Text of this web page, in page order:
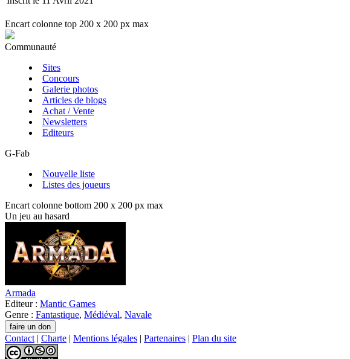
Encart colonne top 200 x 200 px max
Communauté
Sites
Concours
Galerie photos
Articles de blogs
Achat / Vente
Newsletters
Editeurs
G-Fab
Nouvelle liste
Listes des joueurs
Encart colonne bottom 200 x 200 px max
Un jeu au hasard
Armada
Editeur : Mantic Games
Genre : Fantastique, Médiéval, Navale
Contact | Charte | Mentions légales | Partenaires | Plan du site